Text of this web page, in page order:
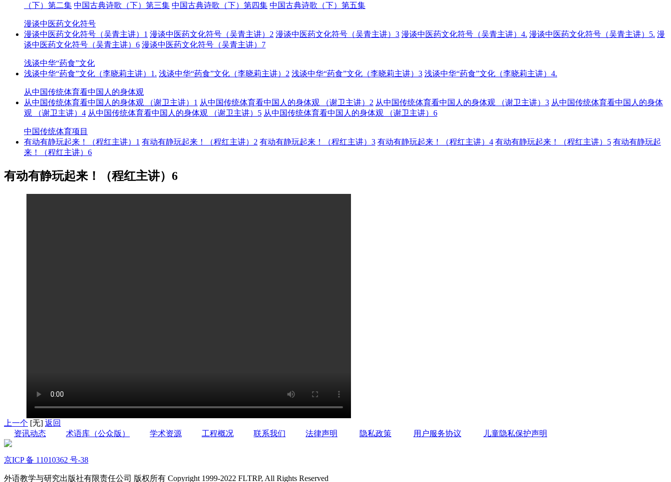
（下）第二集 中国古典诗歌（下）第三集 中国古典诗歌（下）第四集 中国古典诗歌（下）第五集
漫谈中医药文化符号
漫谈中医药文化符号（吴青主讲）1 漫谈中医药文化符号（吴青主讲）2 漫谈中医药文化符号（吴青主讲）3 漫谈中医药文化符号（吴青主讲）4. 漫谈中医药文化符号（吴青主讲）5. 漫
谈中医药文化符号（吴青主讲）6 漫谈中医药文化符号（吴青主讲）7
浅谈中华“药食”文化
浅谈中华“药食”文化（李晓莉主讲）1. 浅谈中华“药食”文化（李晓莉主讲）2 浅谈中华“药食”文化（李晓莉主讲）3 浅谈中华“药食”文化（李晓莉主讲）4.
从中国传统体育看中国人的身体观
从中国传统体育看中国人的身体观 （谢卫主讲）1 从中国传统体育看中国人的身体观 （谢卫主讲）2 从中国传统体育看中国人的身体观 （谢卫主讲）3 从中国传统体育看中国人的身体
观 （谢卫主讲）4 从中国传统体育看中国人的身体观 （谢卫主讲）5 从中国传统体育看中国人的身体观 （谢卫主讲）6
中国传统体育项目
有动有静玩起来！（程红主讲）1 有动有静玩起来！（程红主讲）2 有动有静玩起来！（程红主讲）3 有动有静玩起来！（程红主讲）4 有动有静玩起来！（程红主讲）5 有动有静玩起
来！（程红主讲）6
有动有静玩起来！（程红主讲）6
上一个 [无] 返回
资讯动态
术语库（公众版） 学术资源 工程概况 联系我们 法律声明 隐私政策 用户服务协议 儿童隐私保护声明
京ICP 备 11010362 号-38
外语教学与研究出版社有限责任公司 版权所有 Copyright 1999-2022 FLTRP, All Rights Reserved